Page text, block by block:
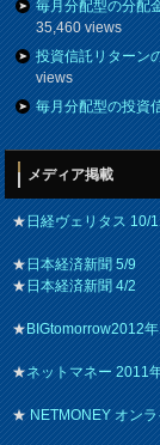
毎月分配型の分配
35,460 views
投資信託リターン
views
毎月分配型の投資
メディア掲載
★日経ヴェリタス 10/
★日本経済新聞 5/9
★日本経済新聞 4/2
★BIGtomorrow2012
★ネットマネー 2011
★NETMONEY オン